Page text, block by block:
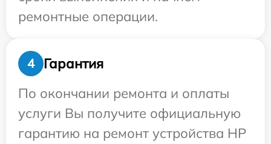
ремонтные операции.
4
Гарантия
По окончании ремонта и оплаты
услуги Вы получите официальную
гарантию на ремонт устройства HP